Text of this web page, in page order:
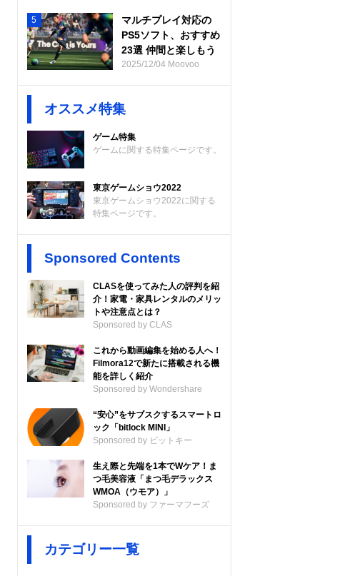
5
マルチプレイ対応の
PS5ソフト、おすすめ
23選 仲間と楽しもう
2025/12/04 Moovoo
オススメ特集
ゲーム特集
ゲームに関する特集ページです。
東京ゲームショウ2022
東京ゲームショウ2022に関する
特集ページです。
Sponsored Contents
CLASを使ってみた人の評判を紹
介！家電・家具レンタルのメリッ
トや注意点とは？
Sponsored by CLAS
これから動画編集を始める人へ！
Filmora12で新たに搭載される機
能を詳しく紹介
Sponsored by Wondershare
“安心”をサブスクするスマートロ
ック「bitlock MINI」
Sponsored by ビットキー
生え際と先端を1本でWケア！ま
つ毛美容液「まつ毛デラックス
WMOA（ウモア）」
Sponsored by ファーマフーズ
カテゴリー一覧